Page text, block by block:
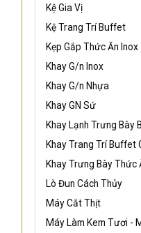
Kệ Gia Vị
Kệ Trang Trí Buffet
Kẹp Gắp Thức Ăn Inox
Khay G/n Inox
Khay G/n Nhựa
Khay GN Sứ
Khay Lạnh Trưng Bày
Khay Trang Trí Buffet
Khay Trưng Bày Thức
Lò Đun Cách Thủy
Máy Cắt Thịt
Máy Làm Kem Tươi -